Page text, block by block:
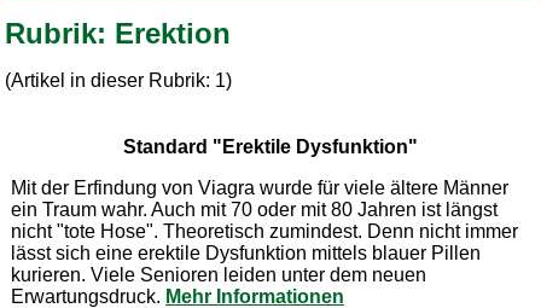
Rubrik: Erektion
(Artikel in dieser Rubrik: 1)
Standard "Erektile Dysfunktion"
Mit der Erfindung von Viagra wurde für viele ältere Männer
ein Traum wahr. Auch mit 70 oder mit 80 Jahren ist längst
nicht "tote Hose". Theoretisch zumindest. Denn nicht immer
lässt sich eine erektile Dysfunktion mittels blauer Pillen
kurieren. Viele Senioren leiden unter dem neuen
Erwartungsdruck. Mehr Informationen